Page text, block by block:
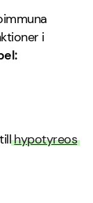
i
hypotyreos